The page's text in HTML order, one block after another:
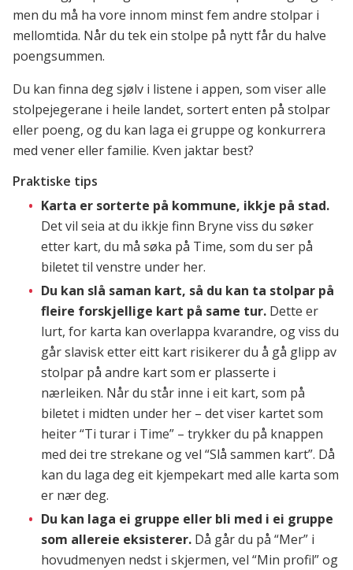
men du må ha vore innom minst fem andre stolpar i
mellomtida. Når du tek ein stolpe på nytt får du halve
poengsummen.
Du kan finna deg sjølv i listene i appen, som viser alle
stolpejegerane i heile landet, sortert enten på stolpar
eller poeng, og du kan laga ei gruppe og konkurrera
med vener eller familie. Kven jaktar best?
Praktiske tips
Karta er sorterte på kommune, ikkje på stad.
Det vil seia at du ikkje finn Bryne viss du søker
etter kart, du må søka på Time, som du ser på
biletet til venstre under her.
Du kan slå saman kart, så du kan ta stolpar på
fleire forskjellige kart på same tur. Dette er
lurt, for karta kan overlappa kvarandre, og viss du
går slavisk etter eitt kart risikerer du å gå glipp av
stolpar på andre kart som er plasserte i
nærleiken. Når du står inne i eit kart, som på
biletet i midten under her – det viser kartet som
heiter “Ti turar i Time” – trykker du på knappen
med dei tre strekane og vel “Slå sammen kart”. Då
kan du laga deg eit kjempekart med alle karta som
er nær deg.
Du kan laga ei gruppe eller bli med i ei gruppe
som allereie eksisterer. Då går du på “Mer” i
hovudmenyen nedst i skjermen, vel “Min profil” og